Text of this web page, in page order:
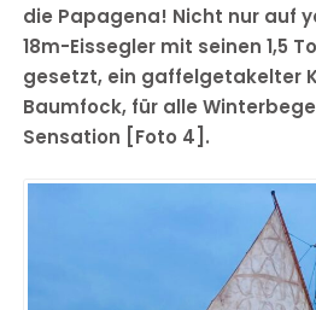
die Papagena! Nicht nur auf
18m-Eissegler mit seinen 1,5
gesetzt, ein gaffelgetakelter
Baumfock, für alle
Sensation [Foto 4].